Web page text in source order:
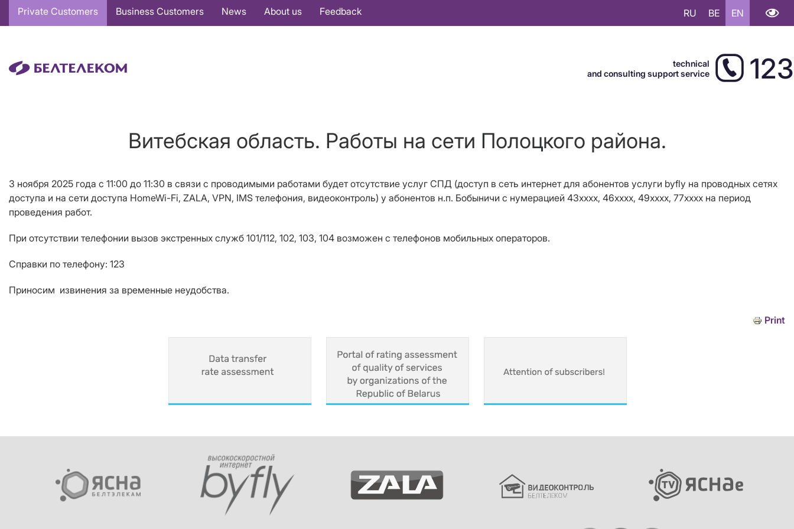
Основная
навигация
Private Customers Business Customers News About us Feedback RU BE EN
technical
and consulting support service
123
Витебская область. Работы на сети Полоцкого района.
3 ноября 2025 года с 11:00 до 11:30 в связи с проводимыми работами будет отсутствие услуг СПД (доступ в сеть интернет для абонентов услуги byfly на проводных сетях
доступа и на сети доступа HomeWi-Fi, ZALA, VPN, IMS телефония, видеоконтроль) у абонентов н.п. Бобыничи с нумерацией 43хххх, 46хххх, 49хххх, 77хххх на период
проведения работ.
При отсутствии телефонии вызов экстренных служб 101/112, 102, 103, 104 возможен с телефонов мобильных операторов.
Справки по телефону: 123
Приносим извинения за временные неудобства.
Print